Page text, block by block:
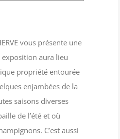
vous présente une
exposition aura lieu
propriété entourée
enjambées de la
saisons diverses
de l’été et où
C’est aussi